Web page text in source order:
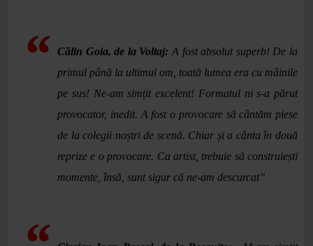
Călin Goia, de la Voltaj: A fost absolut superb! De la
primul până la ultimul om, toată lumea era cu mâinile
pe sus! Ne-am simțit excelent! Formatul ni s-a părut
provocator, inedit. A fost o provocare să cântăm piese
de la colegii noștri de scenă. Chiar și a cânta în două
reprize e o provocare. Ca artist, trebuie să construiești
momente, însă, sunt sigur că ne-am descurcat”